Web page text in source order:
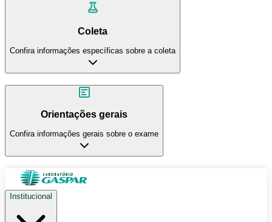
Coleta
Confira informações específicas sobre a coleta
Orientações gerais
Confira informações gerais sobre o exame
Institucional